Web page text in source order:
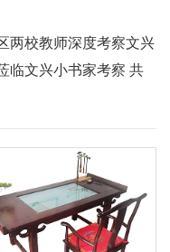
两校教师深度考察文兴
临文兴小书家考察 共